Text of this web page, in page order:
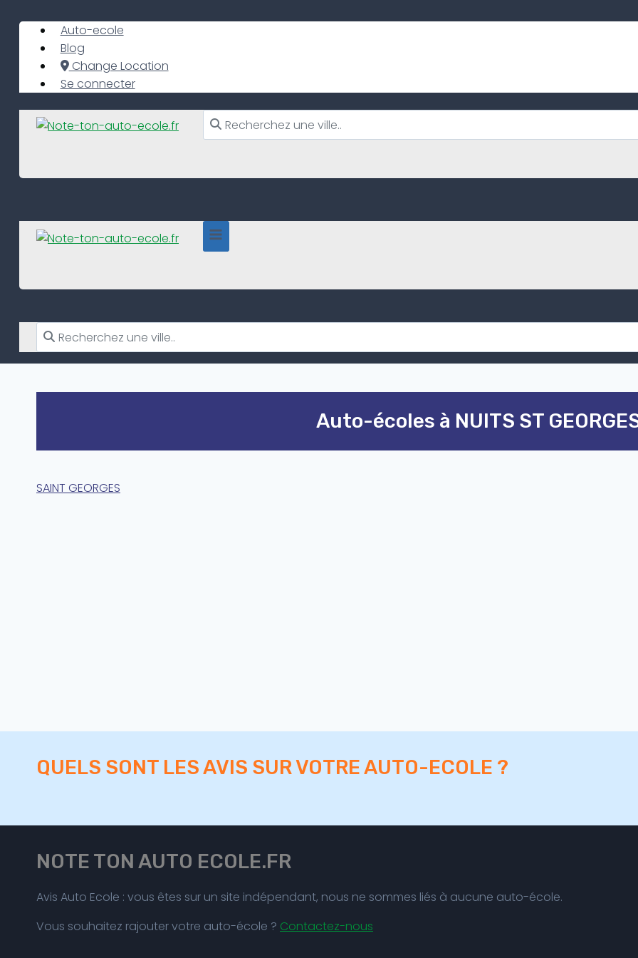
content
Auto-ecole
Blog
Change Location
Se connecter
Auto-écoles à NUITS ST
SAINT GEORGES
QUELS SONT LES AVIS SUR VOTRE AUTO-ECOLE ?
NOTE TON AUTO ECOLE.FR
Avis Auto Ecole : vous êtes sur un site indépendant, nous ne sommes liés à aucune auto-école.
Vous souhaitez rajouter votre auto-école ? Contactez-nous